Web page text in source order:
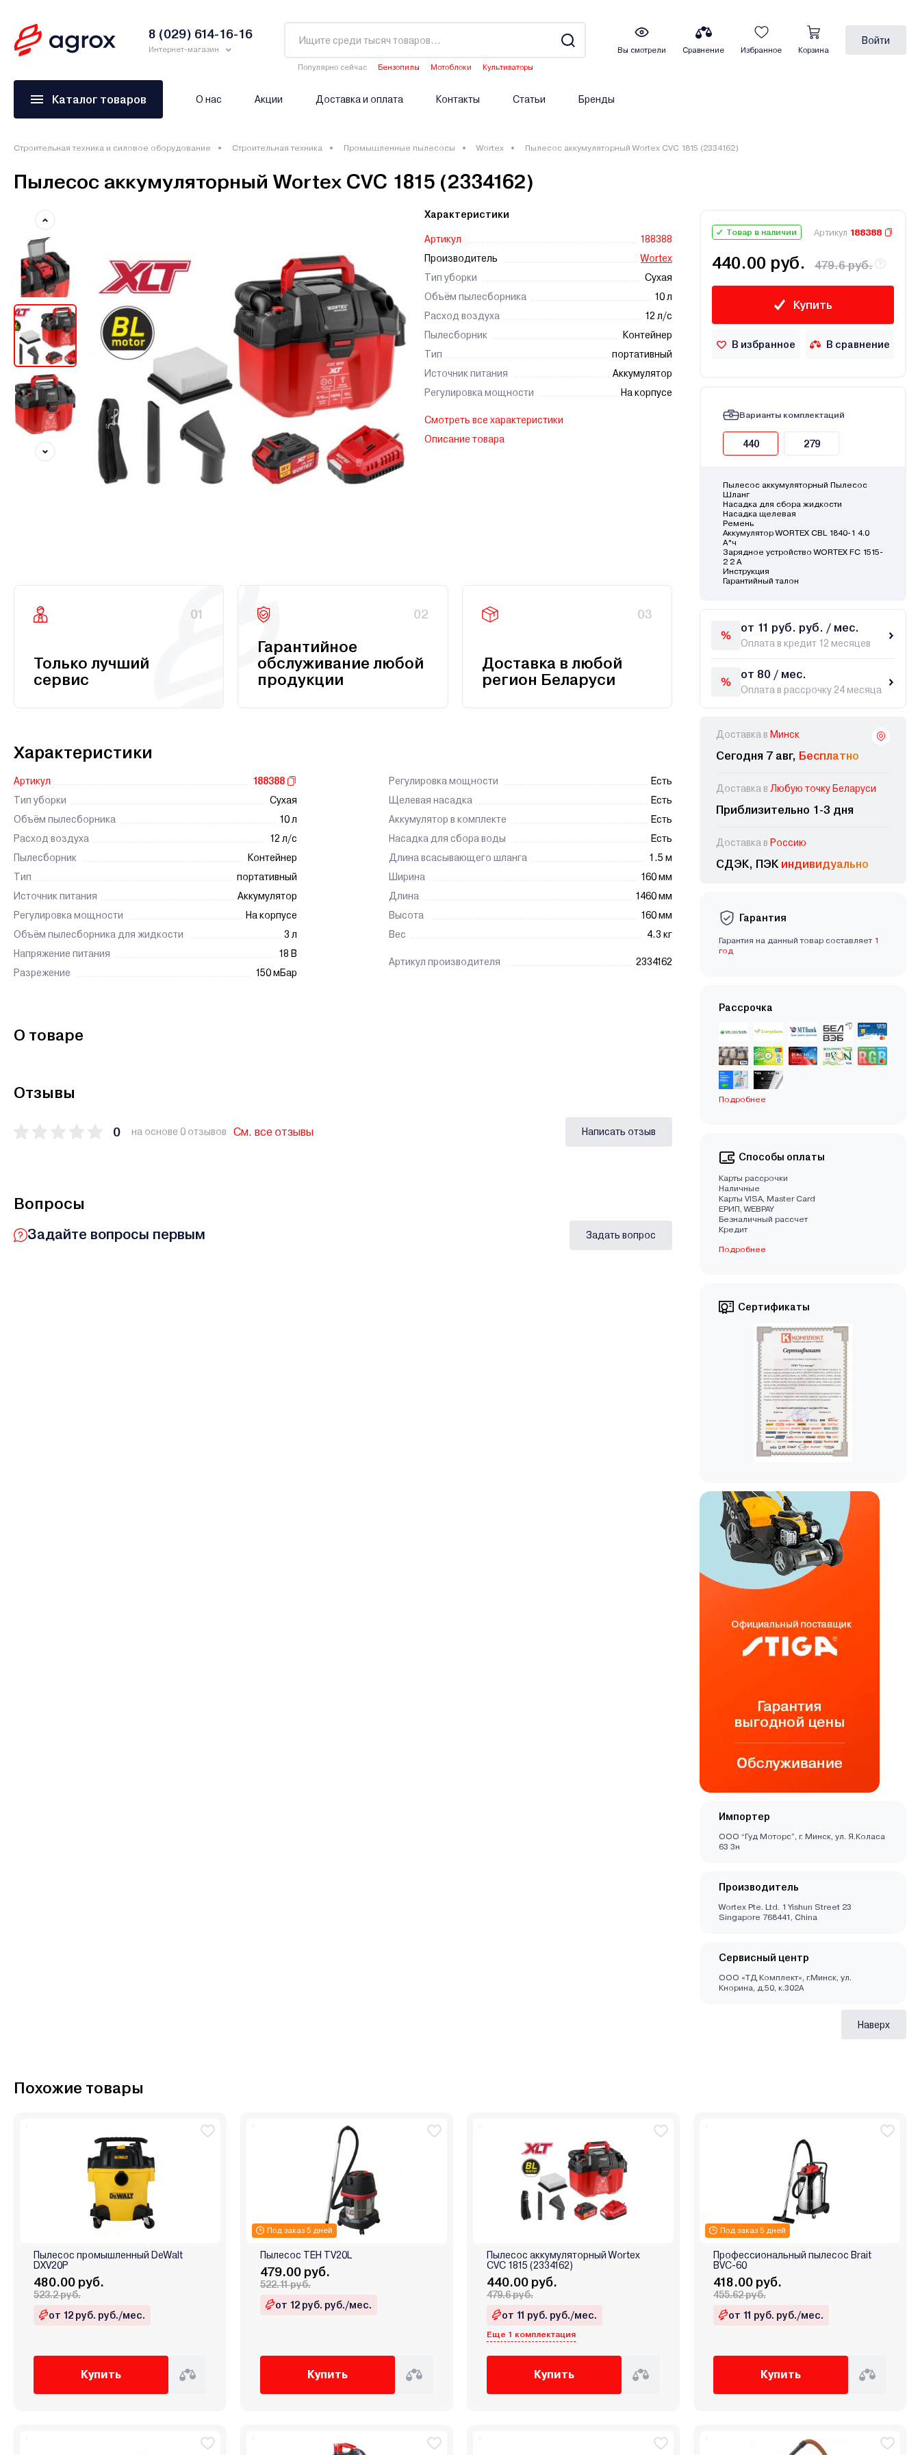
8 (029) 614-16-16
Интернет-магазин
Популярно сейчас Бензопилы Мотоблоки
Культиваторы
Вы смотрели Сравнение Избранное Корзина
Войти
Каталог товаров О нас Акции Доставка и оплата Контакты Статьи Бренды
Строительная техника и силовое оборудование Строительная техника Промышленные пылесосы Wortex Пылесос аккумуляторный Wortex CVC 1815 (2334162)
Пылесос аккумуляторный Wortex CVC 1815 (2334162)
Характеристики
Артикул
188388
Производитель
Wortex
Тип уборки
Сухая
Объём пылесборника
10 л
Расход воздуха
12 л/с
Пылесборник
Контейнер
Тип
портативный
Источник питания
Аккумулятор
Регулировка мощности
На корпусе
Смотреть все характеристики
Описание товара
01
Только лучший
сервис
02
Гарантийное
обслуживание любой
продукции
03
Доставка в любой
регион Беларуси
Характеристики
Артикул
188388
Тип уборки
Сухая
Объём пылесборника
10 л
Расход воздуха
12 л/с
Пылесборник
Контейнер
Тип
портативный
Источник питания
Аккумулятор
Регулировка мощности
На корпусе
Объём пылесборника для жидкости
3 л
Напряжение питания
18 В
Разрежение
150 мБар
Регулировка мощности
Есть
Щелевая насадка
Есть
Аккумулятор в комплекте
Есть
Насадка для сбора воды
Есть
Длина всасывающего шланга
1.5 м
Ширина
160 мм
Длина
1460 мм
Высота
160 мм
Вес
4.3 кг
Артикул производителя 2334162
О товаре
Отзывы
0 на основе 0 отзывов См. все отзывы Написать отзыв
Вопросы
Задайте вопросы первым Задать вопрос
Товар в наличии Артикул 188388
440.00 руб. 479.6 руб.
Купить
В избранное В сравнение
Варианты комплектаций
440 279
Пылесос аккумуляторный Пылесос
Шланг
Насадка для сбора жидкости
Насадка щелевая
Ремень
Аккумулятор WORTEX CBL 1840-1 4.0
А*ч
Зарядное устройство WORTEX FC 1515-
2 2 А
Инструкция
Гарантийный талон
от 11 руб. руб. / мес.
Оплата в кредит 12 месяцев
от 80 / мес.
Оплата в рассрочку 24 месяца
Доставка в Минск
Сегодня 7 авг, Бесплатно
Доставка в Любую точку Беларуси
Приблизительно 1-3 дня
Доставка в Россию
СДЭК, ПЭК индивидуально
Гарантия
Гарантия на данный товар составляет 1
год
Рассрочка
Подробнее
Способы оплаты
Карты рассрочки
Наличные
Карты VISA, Master Card
EРИП, WEBPAY
Безналичный рассчет
Кредит
Подробнее
Сертификаты
Импортер
ООО “Гуд Моторс”, г. Минск, ул. Я.Коласа
63 3н
Производитель
Wortex Pte. Ltd. 1 Yishun Street 23
Singapore 768441, China
Сервисный центр
ООО «ТД Комплект», г.Минск, ул.
Кнорина, д.50, к.302А
Наверх
Похожие товары
Пылесос промышленный DeWalt
DXV20P
480.00 руб.
523.2 руб.
от 12 руб. руб./мес.
Купить
Под заказ 5 дней
Пылесос TEH TV20L
479.00 руб.
522.11 руб.
от 12 руб. руб./мес.
Купить
Пылесос аккумуляторный Wortex
CVC 1815 (2334162)
440.00 руб.
479.6 руб.
от 11 руб. руб./мес.
Еще 1 комплектация
Купить
Под заказ 5 дней
Профессиональный пылесос Brait
BVC-60
418.00 руб.
455.62 руб.
от 11 руб. руб./мес.
Купить